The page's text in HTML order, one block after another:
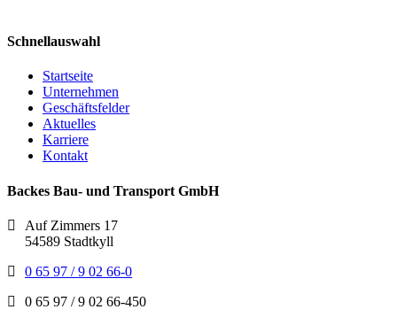
Schnellauswahl
Startseite
Unternehmen
Geschäftsfelder
Aktuelles
Karriere
Kontakt
Backes Bau- und Transport GmbH
Auf Zimmers 17
54589 Stadtkyll
0 65 97 / 9 02 66-0
0 65 97 / 9 02 66-450